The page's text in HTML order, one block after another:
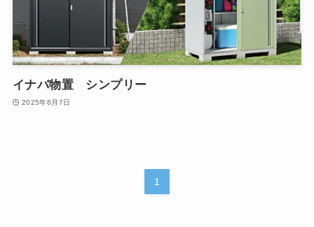
イナバ物置 シンプリー
2025年6月7日
1